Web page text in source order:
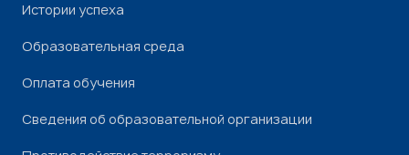
Истории успеха
Образовательная среда
Оплата обучения
Сведения об образовательной организации